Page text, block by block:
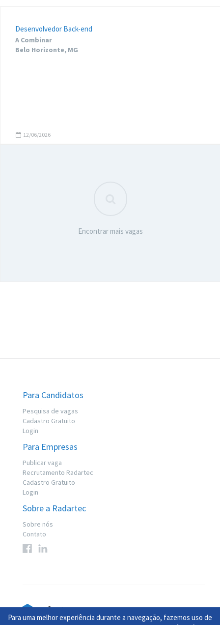
Para uma melhor experiência durante a navegação, fazemos uso de
Desenvolvedor Back-end
A Combinar
Belo Horizonte, MG
12/06/2026
Encontrar mais vagas
Para Candidatos
Pesquisa de vagas
Cadastro Gratuito
Login
Para Empresas
Publicar vaga
Recrutamento Radartec
Cadastro Gratuito
Login
Sobre a Radartec
Sobre nós
Contato